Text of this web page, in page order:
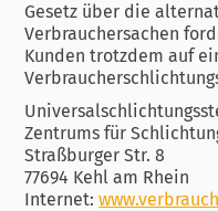
Gesetz über die
Verbrauchersachen
Kunden trotzdem auf
Zentrums für
Straßburger Str. 8
77694 Kehl am Rhein
Internet: